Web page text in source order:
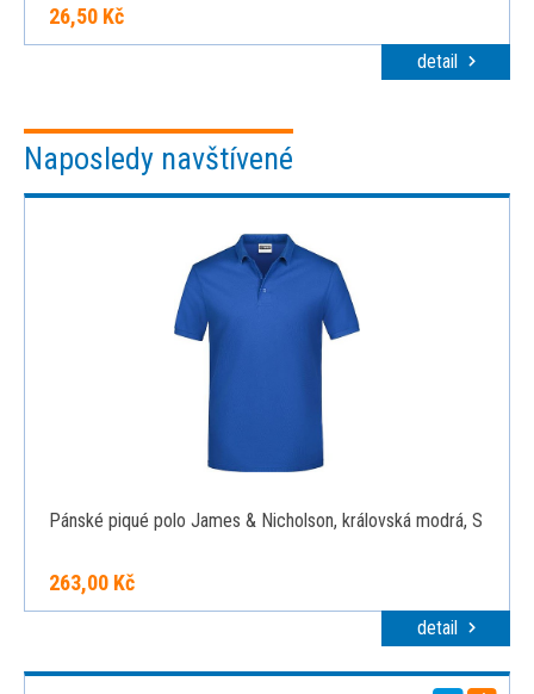
26,50 Kč
detail
Naposledy navštívené
Pánské piqué polo James & Nicholson, královská modrá, S
263,00 Kč
detail